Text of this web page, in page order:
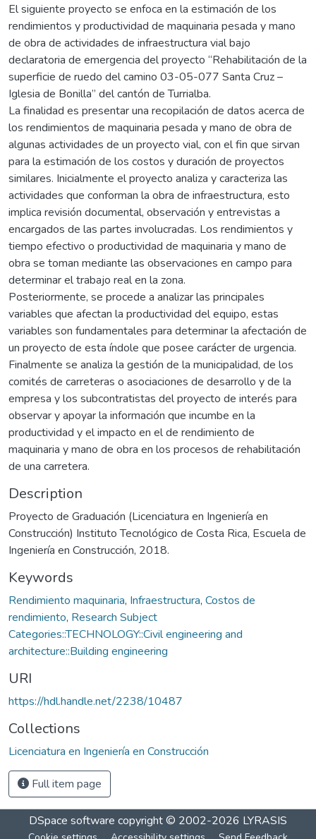
El siguiente proyecto se enfoca en la estimación de los
rendimientos y productividad de maquinaria pesada y mano
de obra de actividades de infraestructura vial bajo
declaratoria de emergencia del proyecto “Rehabilitación de la
superficie de ruedo del camino 03-05-077 Santa Cruz –
Iglesia de Bonilla” del cantón de Turrialba.
La finalidad es presentar una recopilación de datos acerca de
los rendimientos de maquinaria pesada y mano de obra de
algunas actividades de un proyecto vial, con el fin que sirvan
para la estimación de los costos y duración de proyectos
similares. Inicialmente el proyecto analiza y caracteriza las
actividades que conforman la obra de infraestructura, esto
implica revisión documental, observación y entrevistas a
encargados de las partes involucradas. Los rendimientos y
tiempo efectivo o productividad de maquinaria y mano de
obra se toman mediante las observaciones en campo para
determinar el trabajo real en la zona.
Posteriormente, se procede a analizar las principales
variables que afectan la productividad del equipo, estas
variables son fundamentales para determinar la afectación de
un proyecto de esta índole que posee carácter de urgencia.
Finalmente se analiza la gestión de la municipalidad, de los
comités de carreteras o asociaciones de desarrollo y de la
empresa y los subcontratistas del proyecto de interés para
observar y apoyar la información que incumbe en la
productividad y el impacto en el de rendimiento de
maquinaria y mano de obra en los procesos de rehabilitación
de una carretera.
Description
Proyecto de Graduación (Licenciatura en Ingeniería en
Construcción) Instituto Tecnológico de Costa Rica, Escuela de
Ingeniería en Construcción, 2018.
Keywords
Rendimiento maquinaria, Infraestructura, Costos de
rendimiento, Research Subject
Categories::TECHNOLOGY::Civil engineering and
architecture::Building engineering
URI
https://hdl.handle.net/2238/10487
Collections
Licenciatura en Ingeniería en Construcción
Full item page
DSpace software copyright © 2002-2026 LYRASIS